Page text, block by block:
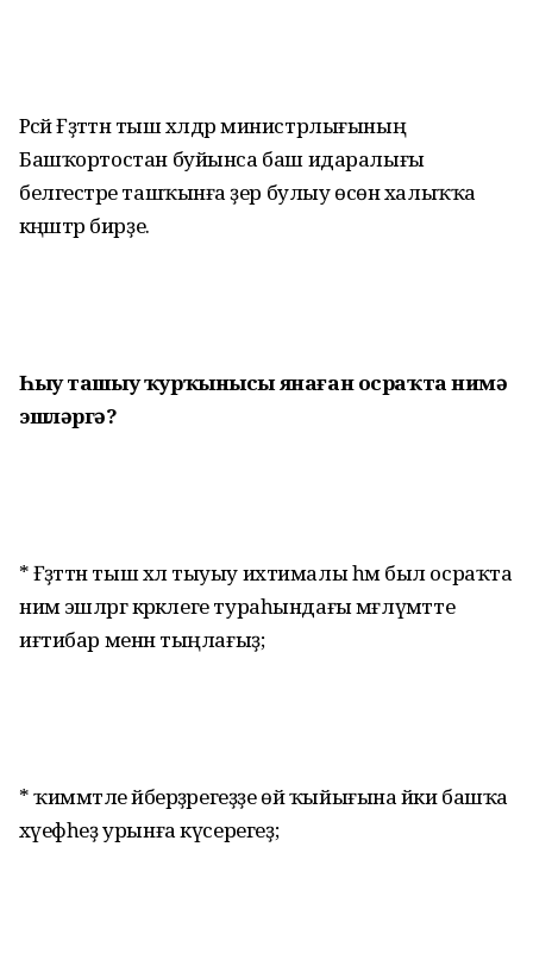
Рәсәй Ғәҙәттән тыш хәлдәр министрлығының
Башҡортостан буйынса баш идаралығы
белгестәре ташҡынға әҙер булыу өсөн халыҡҡа
кәңәштәр бирҙе.
Һыу ташыуҡурҡынысы янаған осраҡта нимә
эшләргә?
* Ғәҙәттән тыш хәл тыуыу ихтималы һәм был осраҡта
нимә эшләргә кәрәклеге тураһындағы мәғлүмәтте
иғтибар менән тыңлағыҙ;
* ҡиммәтле әйберҙәрегеҙҙе өй ҡыйығына йәки башҡа
хәүефһеҙ урынға күсерегеҙ;